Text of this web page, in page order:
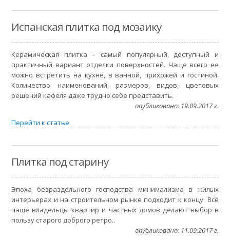
Испанская плитка под мозаику
Керамическая плитка – самый популярный, доступный и
практичный вариант отделки поверхностей. Чаще всего ее
можно встретить на кухне, в ванной, прихожей и гостиной.
Количество наименований, размеров, видов, цветовых
решений кафеля даже трудно себе представить.
опубликовано: 19.09.2017 г.
Перейти к статье
Плитка под старину
Эпоха безраздельного господства минимализма в жилых
интерьерах и на строительном рынке подходит к концу. Всё
чаще владельцы квартир и частных домов делают выбор в
пользу старого доброго ретро..
опубликовано: 11.09.2017 г.